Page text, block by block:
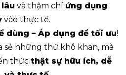
và thậm chí ứng dụng
vào thực tế.
dùng – Áp dụng để tối ưu!
sẻ những thứ khô khan, mà
thức thật sự hữu ích, dễ